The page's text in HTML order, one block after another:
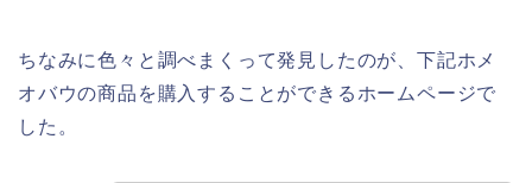
ちなみに色々と調べまくって発見したのが、下記ホメ
オバウの商品を購入することができるホームページで
した。